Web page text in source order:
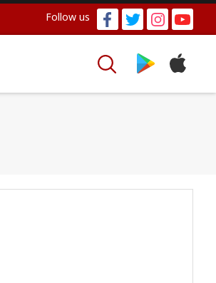
Follow us